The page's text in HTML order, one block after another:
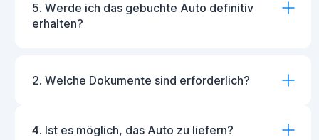
5. Werde ich das gebuchte Auto definitiv
erhalten?
2. Welche Dokumente sind erforderlich?
4. Ist es möglich, das Auto zu liefern?